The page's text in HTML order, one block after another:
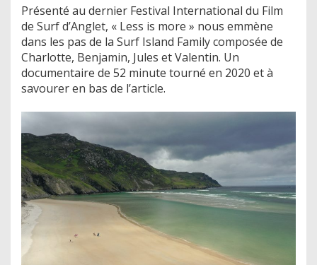
Présenté au dernier Festival International du Film
de Surf d’Anglet, « Less is more » nous emmène
dans les pas de la Surf Island Family composée de
Charlotte, Benjamin, Jules et Valentin. Un
documentaire de 52 minute tourné en 2020 et à
savourer en bas de l’article.